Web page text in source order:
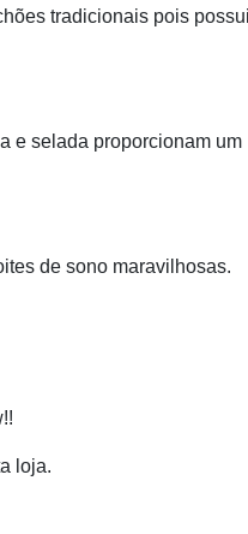
tradicionais pois
e selada proporcionam um
de sono maravilhosas.
loja.